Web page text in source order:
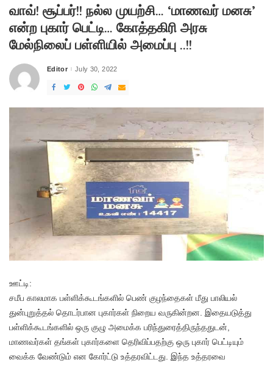
வாவ்! சூப்பர்!! நல்ல முயற்சி… ‘மாணவர் மனசு’
என்ற புகார் பெட்டி… கோத்தகிரி அரசு
மேல்நிலைப் பள்ளியில் அமைப்பு ..!!
Posted
Editor July 30, 2022
ஊட்டி:
சமீப காலமாக பள்ளிக்கூடங்களில் பெண் குழந்தைகள் மீது பாலியல்
துன்புறுத்தல் தொடர்பான புகார்கள் நிறைய வருகின்றன. இதையடுத்து
பள்ளிக்கூடங்களில் ஒரு குழு அமைக்க பரிந்துரைத்திருந்ததுடன்,
மாணவர்கள் தங்கள் புகார்களை தெரிவிப்பதற்கு ஒரு புகார் பெட்டியும்
வைக்க வேண்டும் என கோர்ட்டு உத்தரவிட்டது. இந்த உத்தரவை